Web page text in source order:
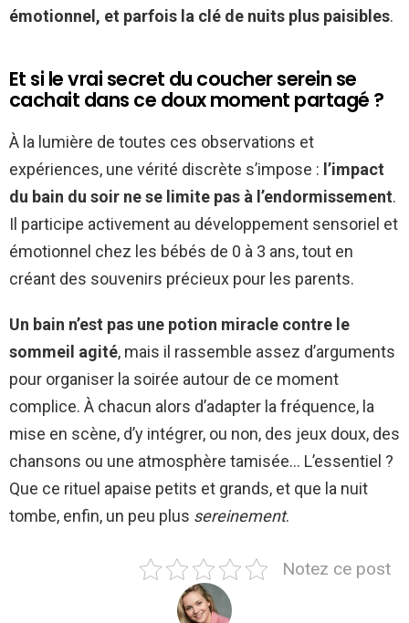
émotionnel, et parfois la clé de nuits plus paisibles.
Et si le vrai secret du coucher serein se
cachait dans ce doux moment partagé ?
À la lumière de toutes ces observations et
expériences, une vérité discrète s’impose : l’impact
du bain du soir ne se limite pas à l’endormissement.
Il participe activement au développement sensoriel et
émotionnel chez les bébés de 0 à 3 ans, tout en
créant des souvenirs précieux pour les parents.
Un bain n’est pas une potion miracle contre le
sommeil agité, mais il rassemble assez d’arguments
pour organiser la soirée autour de ce moment
complice. À chacun alors d’adapter la fréquence, la
mise en scène, d’y intégrer, ou non, des jeux doux, des
chansons ou une atmosphère tamisée… L’essentiel ?
Que ce rituel apaise petits et grands, et que la nuit
tombe, enfin, un peu plus sereinement.
Notez ce post